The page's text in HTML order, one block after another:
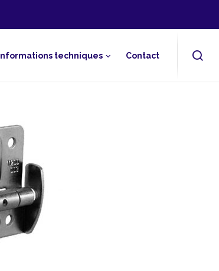
Informations techniques Contact